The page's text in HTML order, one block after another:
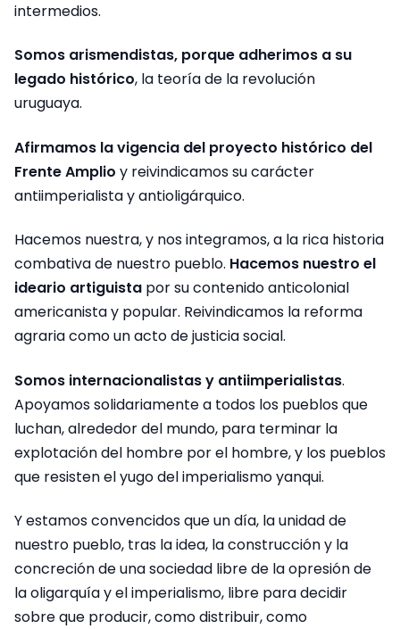
intermedios.
Somos arismendistas, porque adherimos a su
legado histórico, la teoría de la revolución
uruguaya.
Afirmamos la vigencia del proyecto histórico del
Frente Amplio y reivindicamos su carácter
antiimperialista y antioligárquico.
Hacemos nuestra, y nos integramos, a la rica historia
combativa de nuestro pueblo. Hacemos nuestro el
ideario artiguista por su contenido anticolonial
americanista y popular. Reivindicamos la reforma
agraria como un acto de justicia social.
Somos internacionalistas y antiimperialistas.
Apoyamos solidariamente a todos los pueblos que
luchan, alrededor del mundo, para terminar la
explotación del hombre por el hombre, y los pueblos
que resisten el yugo del imperialismo yanqui.
Y estamos convencidos que un día, la unidad de
nuestro pueblo, tras la idea, la construcción y la
concreción de una sociedad libre de la opresión de
la oligarquía y el imperialismo, libre para decidir
sobre que producir, como distribuir, como